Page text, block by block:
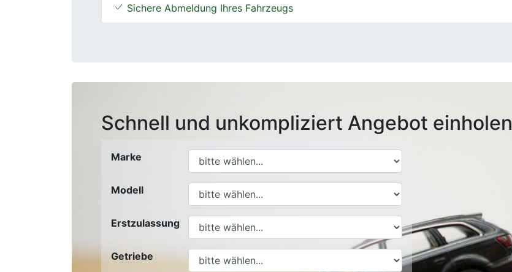
Sichere Abmeldung Ihres Fahrzeugs
Schnell und unkompliziert Angebot einholen
Marke
Modell
Erstzulassung
Getriebe